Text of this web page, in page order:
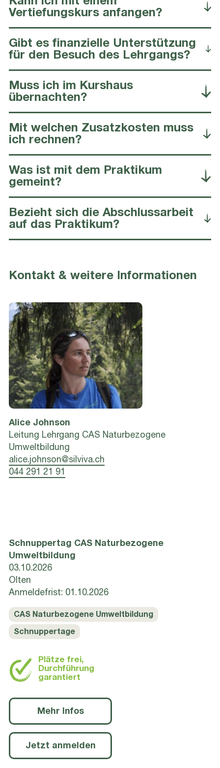
Vertiefungskurs anfangen?
Gibt es finanzielle Unterstützung
für den Besuch des Lehrgangs?
Muss ich im Kurshaus
übernachten?
Mit welchen Zusatzkosten muss
ich rechnen?
Was ist mit dem Praktikum
gemeint?
Bezieht sich die Abschlussarbeit
auf das Praktikum?
Kontakt & weitere Informationen
Alice Johnson
Leitung Lehrgang CAS Naturbezogene
Umweltbildung
alice.johnson@silviva.ch
044 291 21 91
Schnuppertag CAS Naturbezogene
Umweltbildung
03.10.2026
Olten
Anmeldefrist: 01.10.2026
CAS Naturbezogene Umweltbildung
Schnuppertage
Plätze frei,
Durchführung
garantiert
Mehr Infos
Jetzt anmelden